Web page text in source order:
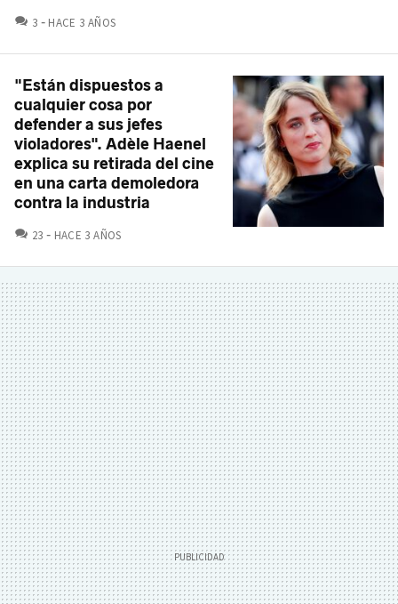
3 COMENTARIOS
HACE 3 AÑOS
"Están dispuestos a
cualquier cosa por
defender a sus jefes
violadores". Adèle Haenel
explica su retirada del cine
en una carta demoledora
contra la industria
23 COMENTARIOS
HACE 3 AÑOS